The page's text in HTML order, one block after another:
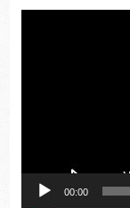
00:00